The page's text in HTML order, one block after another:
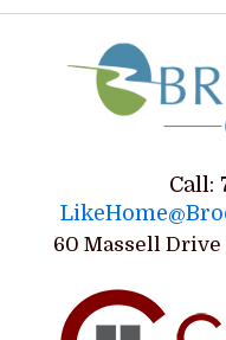
Call:
60 Massell Drive